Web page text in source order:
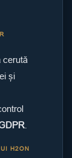
cerută
și
H2ON